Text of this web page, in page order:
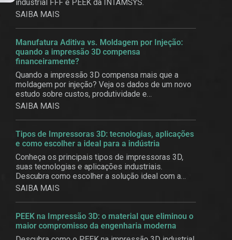
industrial FFF e PEEK da INTAMSYS.
SAIBA MAIS
Manufatura Aditiva vs. Moldagem por Injeção:
quando a impressão 3D compensa
financeiramente?
Quando a impressão 3D compensa mais que a
moldagem por injeção? Veja os dados de um novo
estudo sobre custos, produtividade e
customização em massa.
SAIBA MAIS
Tipos de Impressoras 3D: tecnologias, aplicações
e como escolher a ideal para a indústria
Conheça os principais tipos de impressoras 3D,
suas tecnologias e aplicações industriais.
Descubra como escolher a solução ideal com a
3BE.
SAIBA MAIS
PEEK na Impressão 3D: o material que eliminou o
maior compromisso da engenharia moderna